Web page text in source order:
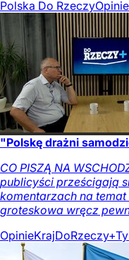
Polska Do RzeczyOpinie
"Polskę drażni
CO PISZĄ NA
publicyści prześcigają
komentarzach na
groteskowa wręcz
OpinieKrajDoRzeczy+